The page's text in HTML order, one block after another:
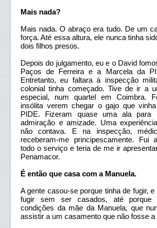
Mais nada?
Mais nada. O abraço era tudo. De um
força. Até essa altura, ele nunca tinha
dois filhos presos.
Depois do julgamento, eu e o David
Paços de Ferreira e a Marcela da
Entretanto, eu faltara à inspecção
colonial tinha começado. Tive de ir a
especial, num quartel em Coimbra.
insólita verem chegar o gajo que
PIDE. Fizeram quase uma ala para
admiração e amizade. Uma
não contava. E na inspecção,
receberam-me principescamente. Fui
todo o serviço e teria de me ir
Penamacor.
É então que casa com a Manuela.
A gente casou-se porque tinha de fugir,
fugir sem ser casados, até
condições da mãe da Manuela, que
assistir a um casamento que não fosse a